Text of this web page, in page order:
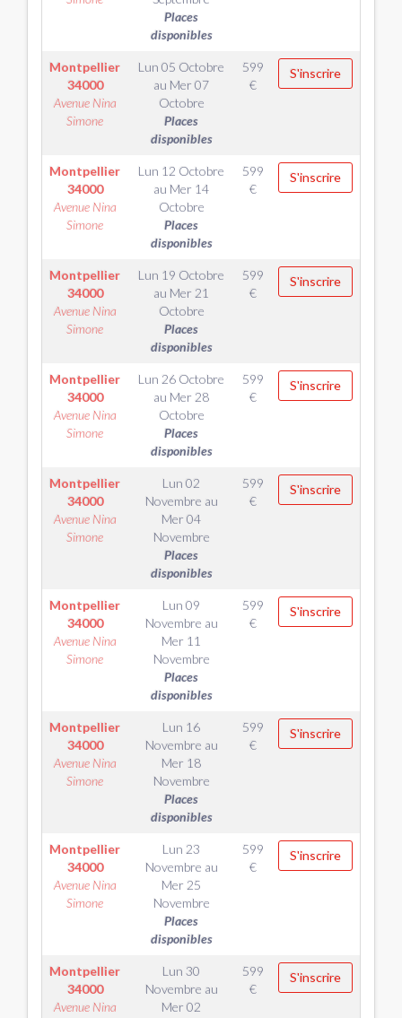
Places
disponibles
Montpellier
34000
Avenue Nina
Simone
Lun 05 Octobre
au Mer 07
Octobre
Places
disponibles
599
€
S'inscrire
Montpellier
34000
Avenue Nina
Simone
Lun 12 Octobre
au Mer 14
Octobre
Places
disponibles
599
€
S'inscrire
Montpellier
34000
Avenue Nina
Simone
Lun 19 Octobre
au Mer 21
Octobre
Places
disponibles
599
€
S'inscrire
Montpellier
34000
Avenue Nina
Simone
Lun 26 Octobre
au Mer 28
Octobre
Places
disponibles
599
€
S'inscrire
Montpellier
34000
Avenue Nina
Simone
Lun 02
Novembre au
Mer 04
Novembre
Places
disponibles
599
€
S'inscrire
Montpellier
34000
Avenue Nina
Simone
Lun 09
Novembre au
Mer 11
Novembre
Places
disponibles
599
€
S'inscrire
Montpellier
34000
Avenue Nina
Simone
Lun 16
Novembre au
Mer 18
Novembre
Places
disponibles
599
€
S'inscrire
Montpellier
34000
Avenue Nina
Simone
Lun 23
Novembre au
Mer 25
Novembre
Places
disponibles
599
€
S'inscrire
Montpellier
34000
Avenue Nina
Lun 30
Novembre au
Mer 02
599
€
S'inscrire